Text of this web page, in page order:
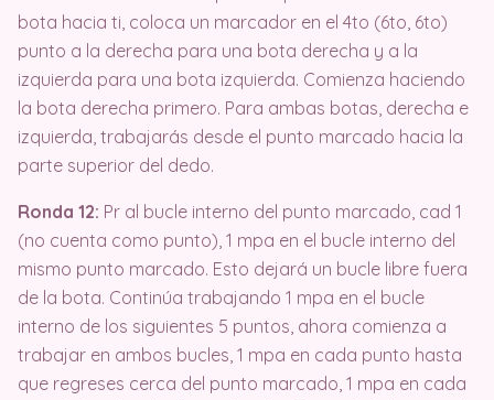
bota hacia ti, coloca un marcador en el 4to (6to, 6to)
punto a la derecha para una bota derecha y a la
izquierda para una bota izquierda. Comienza haciendo
la bota derecha primero. Para ambas botas, derecha e
izquierda, trabajarás desde el punto marcado hacia la
parte superior del dedo.
Ronda 12: Pr al bucle interno del punto marcado, cad 1
(no cuenta como punto), 1 mpa en el bucle interno del
mismo punto marcado. Esto dejará un bucle libre fuera
de la bota. Continúa trabajando 1 mpa en el bucle
interno de los siguientes 5 puntos, ahora comienza a
trabajar en ambos bucles, 1 mpa en cada punto hasta
que regreses cerca del punto marcado, 1 mpa en cada